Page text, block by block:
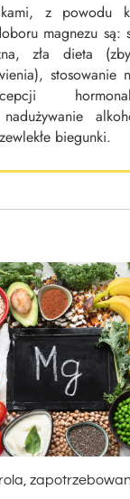
z powodu
magnezu są:
zła dieta
stosowanie
biegunki.